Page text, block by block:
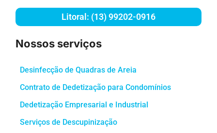
Litoral: (13) 99202-0916
Nossos serviços
Desinfecção de Quadras de Areia
Contrato de Dedetização para Condomínios
Dedetização Empresarial e Industrial
Serviços de Descupinização